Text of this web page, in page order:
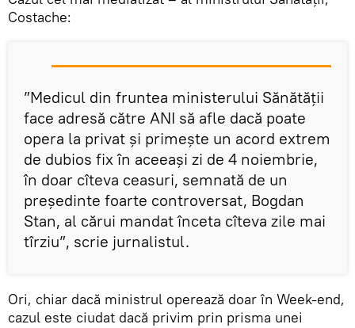
Costache:
”Medicul din fruntea ministerului Sănătății
face adresă către ANI să afle dacă poate
opera la privat și primește un acord extrem
de dubios fix în aceeași zi de 4 noiembrie,
în doar cîteva ceasuri, semnată de un
președinte foarte controversat, Bogdan
Stan, al cărui mandat înceta cîteva zile mai
tîrziu”, scrie jurnalistul.
Ori, chiar dacă ministrul operează doar în Week-end,
cazul este ciudat dacă privim prin prisma unei